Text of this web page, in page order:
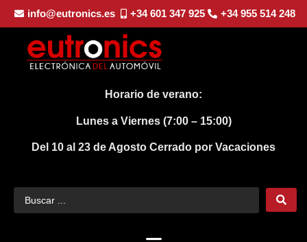
info@eutronics.es +34 601 347 925 +34 955 514 248
Horario de verano:
Lunes a Viernes (7:00 – 15:00)
Del 10 al 23 de Agosto Cerrado por Vacaciones